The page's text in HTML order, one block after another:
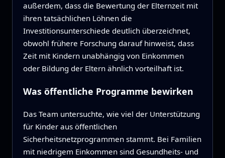
außerdem, dass die Bewertung der Elternzeit mit
ihren tatsächlichen Löhnen die
Investitionsunterschiede deutlich überzeichnet,
obwohl frühere Forschung darauf hinweist, dass
Zeit mit Kindern unabhängig von Einkommen
oder Bildung der Eltern ähnlich vorteilhaft ist.
Was öffentliche Programme bewirken
Das Team untersuchte, wie viel der Unterstützung
für Kinder aus öffentlichen
Sicherheitsnetzprogrammen stammt. Bei Familien
mit niedrigem Einkommen sind Gesundheits- und